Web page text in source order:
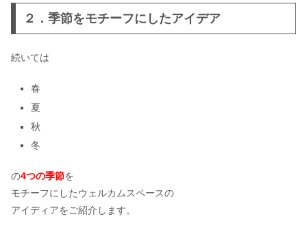
２．季節をモチーフにしたアイデア
続いては
春
夏
秋
冬
の4つの季節を
モチーフにしたウェルカムスペースの
アイディアをご紹介します。